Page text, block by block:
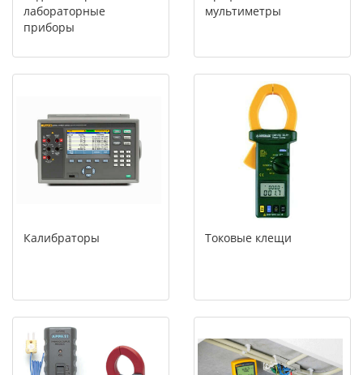
лабораторные
приборы
мультиметры
Калибраторы Токовые клещи